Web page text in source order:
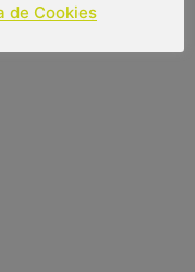
de Cookies